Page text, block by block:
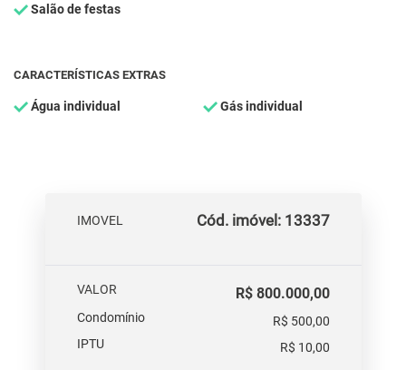
Salão de festas
CARACTERÍSTICAS EXTRAS
Água individual Gás individual
IMOVEL Cód. imóvel: 13337
VALOR R$ 800.000,00
Condomínio
R$ 500,00
IPTU
R$ 10,00